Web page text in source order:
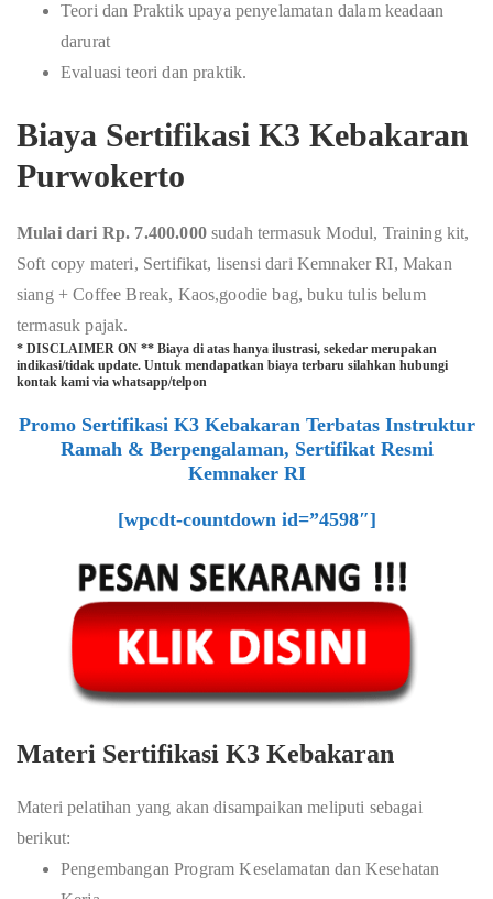
Teori dan Praktik upaya penyelamatan dalam keadaan
darurat
Evaluasi teori dan praktik.
Biaya Sertifikasi K3 Kebakaran
Purwokerto
Mulai dari Rp. 7.400.000 sudah termasuk Modul, Training kit,
Soft copy materi, Sertifikat, lisensi dari Kemnaker RI, Makan
siang + Coffee Break, Kaos,goodie bag, buku tulis belum
termasuk pajak.
* DISCLAIMER ON ** Biaya di atas hanya ilustrasi, sekedar merupakan
indikasi/tidak update. Untuk mendapatkan biaya terbaru silahkan hubungi
kontak kami via whatsapp/telpon
Promo Sertifikasi K3 Kebakaran Terbatas Instruktur
Ramah & Berpengalaman, Sertifikat Resmi
Kemnaker RI
[wpcdt-countdown id=”4598″]
Materi Sertifikasi K3 Kebakaran
Materi pelatihan yang akan disampaikan meliputi sebagai
berikut:
Pengembangan Program Keselamatan dan Kesehatan